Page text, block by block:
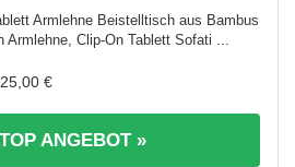
Armlehne Beistelltisch aus Bambus
Armlehne, Clip-On Tablett Sofati ...
25,00 €
ANGEBOT »